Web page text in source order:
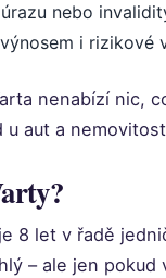
nebo
i rizikové
nenabízí nic,
aut a
8 let v řadě
– ale jen